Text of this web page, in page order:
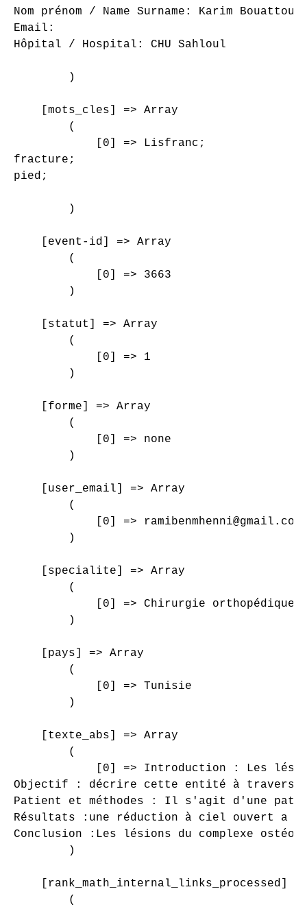
Nom prénom / Name Surname: Karim Bouattour
Email:
Hôpital / Hospital: CHU Sahloul
        )
    [mots_cles] => Array
        (
            [0] => Lisfranc;
fracture;
pied;
        )
    [event-id] => Array
        (
            [0] => 3663
        )
    [statut] => Array
        (
            [0] => 1
        )
    [forme] => Array
        (
            [0] => none
        )
    [user_email] => Array
        (
            [0] => ramibenmhenni@gmail.com
        )
    [specialite] => Array
        (
[0] => Chirurgie orthopédique
        )
    [pays] => Array
        (
            [0] => Tunisie
        )
    [texte_abs] => Array
        (
[0] => Introduction : Les
Objectif : décrire cette entité à travers
Patient et méthodes : Il s'agit d'une
Résultats :une réduction à ciel ouvert a
Conclusion :Les lésions du complexe
        )
[rank_math_internal_links_processed]
        (